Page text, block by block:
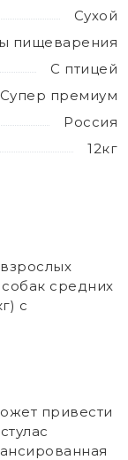
Сухой
пищеварения
С птицей
Супер премиум
Россия
12кг
средних
с
привести